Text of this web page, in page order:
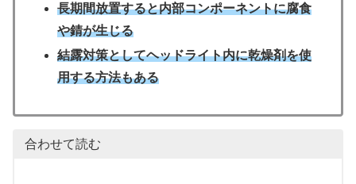
長期間放置すると内部コンポーネントに腐食
や錆が生じる
結露対策としてヘッドライト内に乾燥剤を使
用する方法もある
合わせて読む